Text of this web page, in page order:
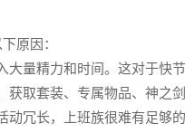
原因：
大量精力和时间。这对于快
获取套装、专属物品、神之
冗长，上班族很难有足够